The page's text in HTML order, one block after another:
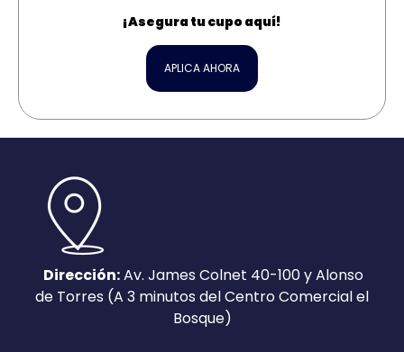
¡Asegura tu cupo aquí!
APLICA AHORA
Dirección:Av. James Colnet 40-100 y Alonso
de Torres (A 3 minutos del Centro Comercial el
Bosque)